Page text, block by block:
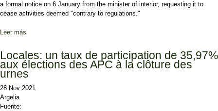
a formal notice on 6 January from the minister of interior, requesting it to
cease activities deemed "contrary to regulations."
Leer más
Locales: un taux de participation de 35,97%
aux élections des APC à la clôture des
urnes
28 Nov 2021
Argelia
Fuente: